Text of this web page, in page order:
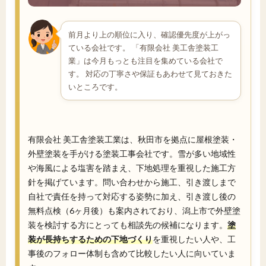
前月より上の順位に入り、確認優先度が上がっ
ている会社です。 「有限会社 美工舎塗装工
業」は今月もっとも注目を集めている会社で
す。 対応の丁寧さや保証もあわせて見ておきた
いところです。
有限会社 美工舎塗装工業は、秋田市を拠点に屋根塗装・
外壁塗装を手がける塗装工事会社です。雪が多い地域性
や海風による塩害を踏まえ、下地処理を重視した施工方
針を掲げています。問い合わせから施工、引き渡しまで
自社で責任を持って対応する姿勢に加え、引き渡し後の
無料点検（6ヶ月後）も案内されており、潟上市で外壁塗
装を検討する方にとっても相談先の候補になります。 塗
装が長持ちするための下地づくりを重視したい人や、工
事後のフォロー体制も含めて比較したい人に向いていま